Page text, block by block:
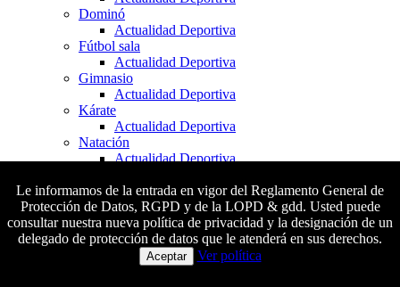
Dominó
Actualidad Deportiva
Fútbol sala
Actualidad Deportiva
Gimnasio
Actualidad Deportiva
Kárate
Actualidad Deportiva
Natación
Actualidad Deportiva
Actualidad Deportiva
Pádel
Actualidad Deportiva
Pesca
Actualidad Deportiva
Piragüismo
Colaboradores principales
Le informamos de la entrada en vigor del Reglamento General de
Protección de Datos, RGPD y de la LOPD & gdd. Usted puede
consultar nuestra nueva política de privacidad y la designación de un
delegado de protección de datos que le atenderá en sus derechos.
Aceptar Ver política